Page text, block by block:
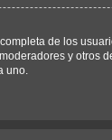
de los
y otros
uno.